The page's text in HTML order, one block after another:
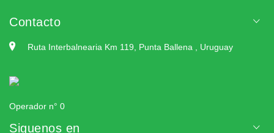
Contacto
Ruta Interbalnearia Km 119, Punta Ballena , Uruguay
Operador n° 0
Siguenos en